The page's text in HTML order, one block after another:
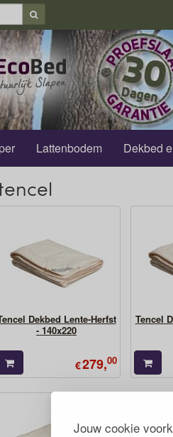
Jouw cookie
Lattenbodem Dekbed
Dekbed Lente-Herfst
- 140x220
€279,00
Tencel